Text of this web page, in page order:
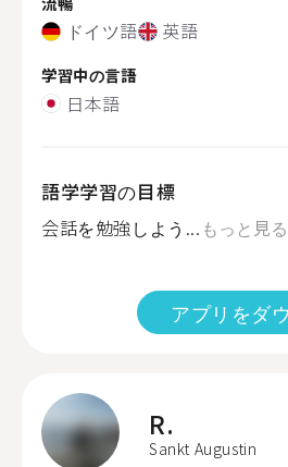
ドイツ語 英語
学習中の言語
日本語
語学学習の目標
会話を勉強しよう... もっと見る
アプリをダ
R.
Sankt Augustin